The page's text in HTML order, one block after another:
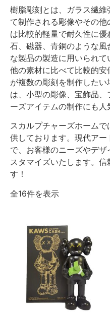
樹脂彫刻とは、ガラス繊
て制作される彫像やその
は比較的軽量で耐久性に
石、磁器、青銅のような
な製品の製造に用いられ
他の素材に比べて比較的安
が複数の彫刻を制作した
は、小型の彫像、宝飾品
ーズアイテムの制作にも
スカルプチャーズホーム
供しております。現代アー
で、お客様のニーズやデ
スタマイズいたします。
す！
全16件を表示